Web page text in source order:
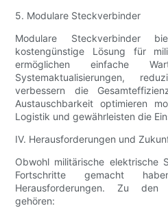
5. Modulare Steckverbinder
Modulare Steckverbinder
kostengünstige Lösung für
ermöglichen einfache
Systemaktualisierungen,
verbessern die
Austauschbarkeit optimieren
Logistik und gewährleisten die
IV. Herausforderungen und
Obwohl militärische elektrische
Fortschritte gemacht
Herausforderungen. Zu den
gehören: